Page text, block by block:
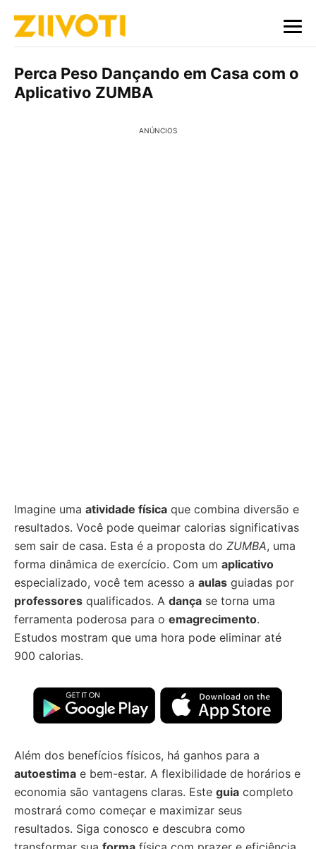
Perca Peso Dançando em Casa com o
Aplicativo ZUMBA
ANÚNCIOS
Imagine uma atividade física que combina diversão e
resultados. Você pode queimar calorias significativas
sem sair de casa. Esta é a proposta do ZUMBA, uma
forma dinâmica de exercício. Com um aplicativo
especializado, você tem acesso a aulas guiadas por
professores qualificados. A dança se torna uma
ferramenta poderosa para o emagrecimento.
Estudos mostram que uma hora pode eliminar até
900 calorias.
Além dos benefícios físicos, há ganhos para a
autoestima e bem-estar. A flexibilidade de horários e
economia são vantagens claras. Este guia completo
mostrará como começar e maximizar seus
resultados. Siga conosco e descubra como